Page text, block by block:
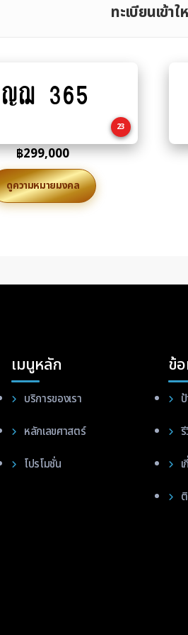
ทะเบียนเข้าใ
to
ญฌ 365
23
฿299,000
ดูความหมายมงคล
เมนูหลัก
บริการของเรา
หลักเลขศาสตร์
โปรโมชั่น
ข้